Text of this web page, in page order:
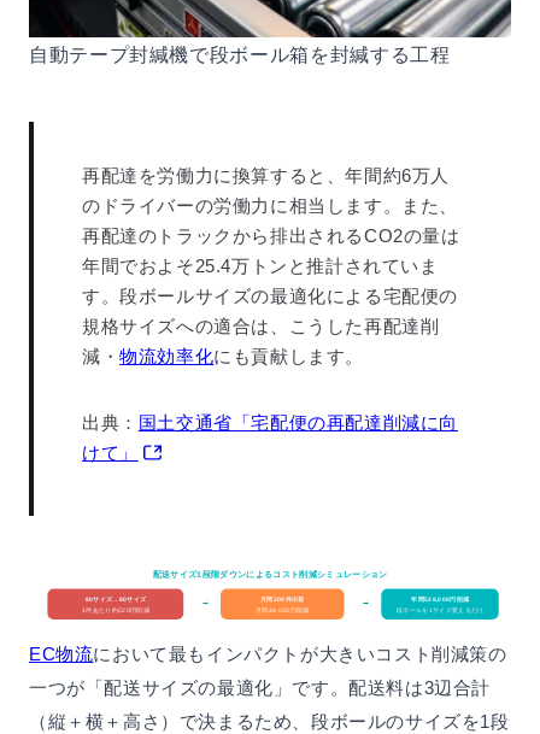
自動テープ封緘機で段ボール箱を封緘する工程
再配達を労働力に換算すると、年間約6万人
のドライバーの労働力に相当します。また、
再配達のトラックから排出されるCO2の量は
年間でおよそ25.4万トンと推計されていま
す。段ボールサイズの最適化による宅配便の
規格サイズへの適合は、こうした再配達削
減・物流効率化にも貢献します。
出典： 国土交通省「宅配便の再配達削減に向
けて」
配送サイズ1段階ダウンによるコスト削減シミュレーション
80サイズ→60サイズ
1件あたり約220円削減
→
月間200件出荷
月間44,000円削減
→
年間528,000円削減
段ボールを1サイズ変えるだけ
EC物流において最もインパクトが大きいコスト削減策の
一つが「配送サイズの最適化」です。配送料は3辺合計
（縦＋横＋高さ）で決まるため、段ボールのサイズを1段